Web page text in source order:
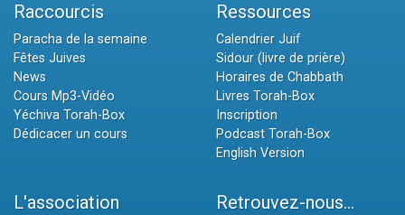
Raccourcis
Paracha de la semaine
Fêtes Juives
News
Cours Mp3-Vidéo
Yéchiva Torah-Box
Dédicacer un cours
Ressources
Calendrier Juif
Sidour (livre de prière)
Horaires de Chabbath
Livres Torah-Box
Inscription
Podcast Torah-Box
English Version
L'association Retrouvez-nous...